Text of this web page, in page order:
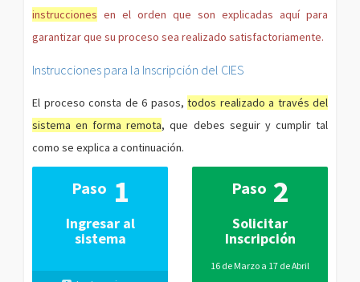
instrucciones en el orden que son explicadas aquí para
garantizar que su proceso sea realizado satisfactoriamente.
Instrucciones para la Inscripción del CIES
El proceso consta de 6 pasos, todos realizado a través del
sistema en forma remota, que debes seguir y cumplir tal
como se explica a continuación.
Paso 1
Ingresar al
sistema
Paso 2
Solicitar
Inscripción
16 de Marzo a 17 de Abril